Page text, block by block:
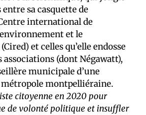
sa casquette de
international de
et le
et celles qu’elle endosse
associations (dont Négawatt),
municipale d’une
montpelliéraine.
citoyenne en 2020 pour
de volonté politique et insuffler